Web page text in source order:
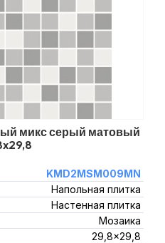
микс серый матовый
KMD2MSM009MN
Напольная плитка
Настенная плитка
Мозаика
29,8x29,8